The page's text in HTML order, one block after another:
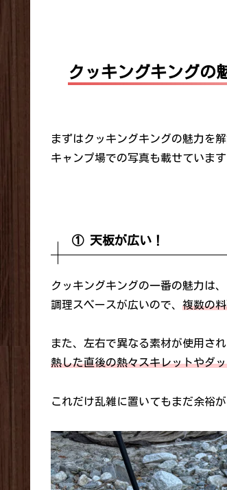
クッキングキングの
まずはクッキングキングの魅力を
キャンプ場での写真も載せていま
① 天板が広い！
クッキングキングの一番の魅力は
調理スペースが広いので、 複数の
また、左右で異なる素材が使用さ
熱した直後の熱々スキレットやダ
これだけ乱雑に置いてもまだ余裕が